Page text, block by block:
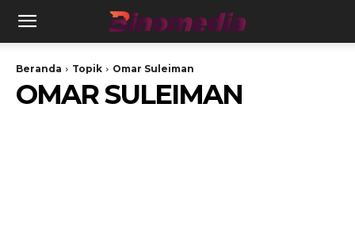
Beranda Topik Omar Suleiman
OMAR SULEIMAN